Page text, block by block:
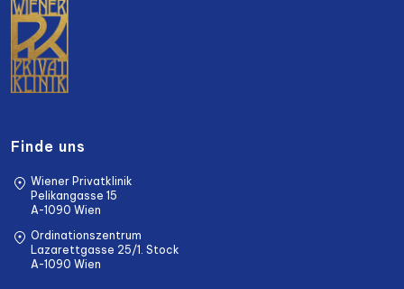
Finde uns
Wiener Privatklinik
Pelikangasse 15
A-1090 Wien
Ordinationszentrum
Lazarettgasse 25/1. Stock
A-1090 Wien